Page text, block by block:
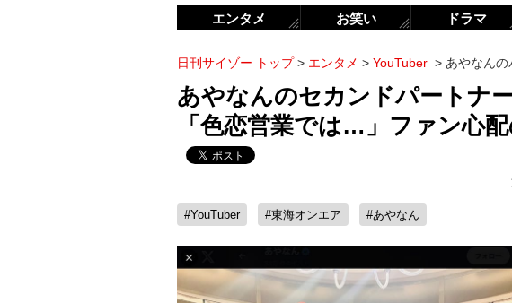
日刊サイゾー トップ> エンタメ > YouTuber > あやなん
あやなんのセカンドパートナ
「色恋営業では…」ファン心
#YouTuber #東海オンエア #あやなん
エンタメ お笑い ドラマ